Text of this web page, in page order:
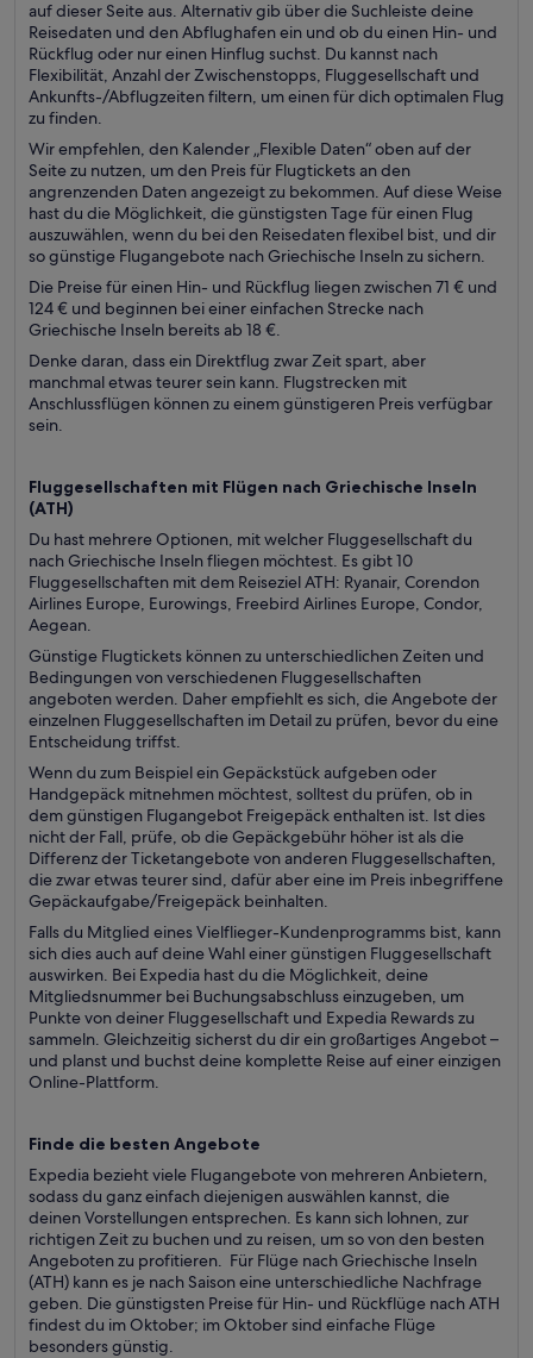
auf dieser Seite aus. Alternativ gib über die Suchleiste deine
Reisedaten und den Abflughafen ein und ob du einen Hin- und
Rückflug oder nur einen Hinflug suchst. Du kannst nach
Flexibilität, Anzahl der Zwischenstopps, Fluggesellschaft und
Ankunfts-/Abflugzeiten filtern, um einen für dich optimalen Flug
zu finden.
Wir empfehlen, den Kalender „Flexible Daten“ oben auf der
Seite zu nutzen, um den Preis für Flugtickets an den
angrenzenden Daten angezeigt zu bekommen. Auf diese Weise
hast du die Möglichkeit, die günstigsten Tage für einen Flug
auszuwählen, wenn du bei den Reisedaten flexibel bist, und dir
so günstige Flugangebote nach Griechische Inseln zu sichern.
Die Preise für einen Hin- und Rückflug liegen zwischen 71 € und
124 € und beginnen bei einer einfachen Strecke nach
Griechische Inseln bereits ab 18 €.
Denke daran, dass ein Direktflug zwar Zeit spart, aber
manchmal etwas teurer sein kann. Flugstrecken mit
Anschlussflügen können zu einem günstigeren Preis verfügbar
sein.
Fluggesellschaften mit Flügen nach Griechische Inseln
(ATH)
Du hast mehrere Optionen, mit welcher Fluggesellschaft du
nach Griechische Inseln fliegen möchtest. Es gibt 10
Fluggesellschaften mit dem Reiseziel ATH: Ryanair, Corendon
Airlines Europe, Eurowings, Freebird Airlines Europe, Condor,
Aegean.
Günstige Flugtickets können zu unterschiedlichen Zeiten und
Bedingungen von verschiedenen Fluggesellschaften
angeboten werden. Daher empfiehlt es sich, die Angebote der
einzelnen Fluggesellschaften im Detail zu prüfen, bevor du eine
Entscheidung triffst.
Wenn du zum Beispiel ein Gepäckstück aufgeben oder
Handgepäck mitnehmen möchtest, solltest du prüfen, ob in
dem günstigen Flugangebot Freigepäck enthalten ist. Ist dies
nicht der Fall, prüfe, ob die Gepäckgebühr höher ist als die
Differenz der Ticketangebote von anderen Fluggesellschaften,
die zwar etwas teurer sind, dafür aber eine im Preis inbegriffene
Gepäckaufgabe/Freigepäck beinhalten.
Falls du Mitglied eines Vielflieger-Kundenprogramms bist, kann
sich dies auch auf deine Wahl einer günstigen Fluggesellschaft
auswirken. Bei Expedia hast du die Möglichkeit, deine
Mitgliedsnummer bei Buchungsabschluss einzugeben, um
Punkte von deiner Fluggesellschaft und Expedia Rewards zu
sammeln. Gleichzeitig sicherst du dir ein großartiges Angebot –
und planst und buchst deine komplette Reise auf einer einzigen
Online-Plattform.
Finde die besten Angebote
Expedia bezieht viele Flugangebote von mehreren Anbietern,
sodass du ganz einfach diejenigen auswählen kannst, die
deinen Vorstellungen entsprechen. Es kann sich lohnen, zur
richtigen Zeit zu buchen und zu reisen, um so von den besten
Angeboten zu profitieren. Für Flüge nach Griechische Inseln
(ATH) kann es je nach Saison eine unterschiedliche Nachfrage
geben. Die günstigsten Preise für Hin- und Rückflüge nach ATH
findest du im Oktober; im Oktober sind einfache Flüge
besonders günstig.